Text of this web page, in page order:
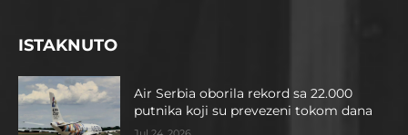
ISTAKNUTO
Air Serbia oborila rekord sa 22.000
putnika koji su prevezeni tokom dana